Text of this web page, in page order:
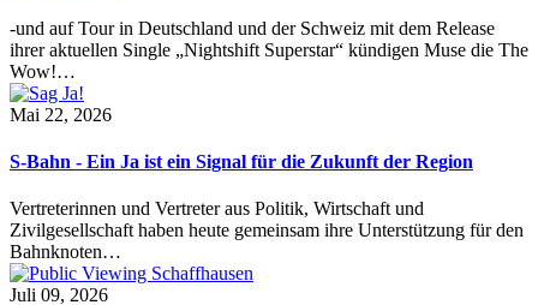
-und auf Tour in Deutschland und der Schweiz mit dem Release
ihrer aktuellen Single „Nightshift Superstar“ kündigen Muse die The
Wow!…
Mai 22, 2026
S-Bahn - Ein Ja ist ein Signal für die Zukunft der Region
Vertreterinnen und Vertreter aus Politik, Wirtschaft und
Zivilgesellschaft haben heute gemeinsam ihre Unterstützung für den
Bahnknoten…
Juli 09, 2026